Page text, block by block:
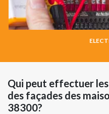
Qui peut effectuer
des façades des
38300?